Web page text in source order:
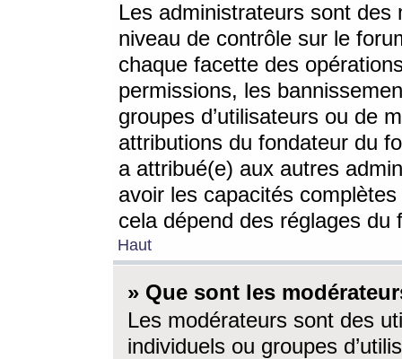
Les administrateurs sont
niveau de contrôle sur le
chaque facette des
permissions, les
groupes d’utilisateurs ou de
attributions du fondateur du
a attribué(e) aux autres
avoir les capacités
cela dépend des réglages du
Haut
» Que sont les
Les modérateurs sont des
individuels ou groupes